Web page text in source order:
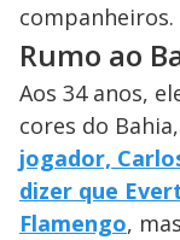
companheiros.
Rumo ao
Aos 34 anos,
cores do
jogador,
dizer que
Flamengo,